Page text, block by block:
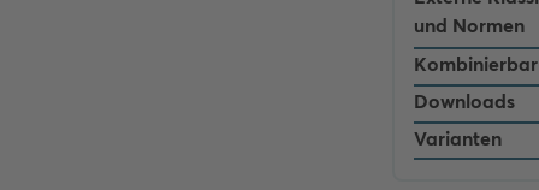
und Normen
Downloads
Varianten